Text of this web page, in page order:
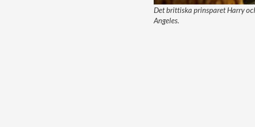
Det brittiska prinsparet Harry
Angeles.